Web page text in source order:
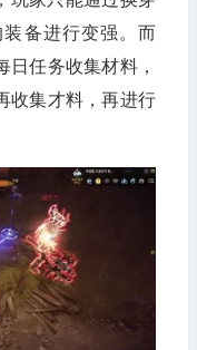
备进行变强。而
日任务收集材料，
收集才料，再进行